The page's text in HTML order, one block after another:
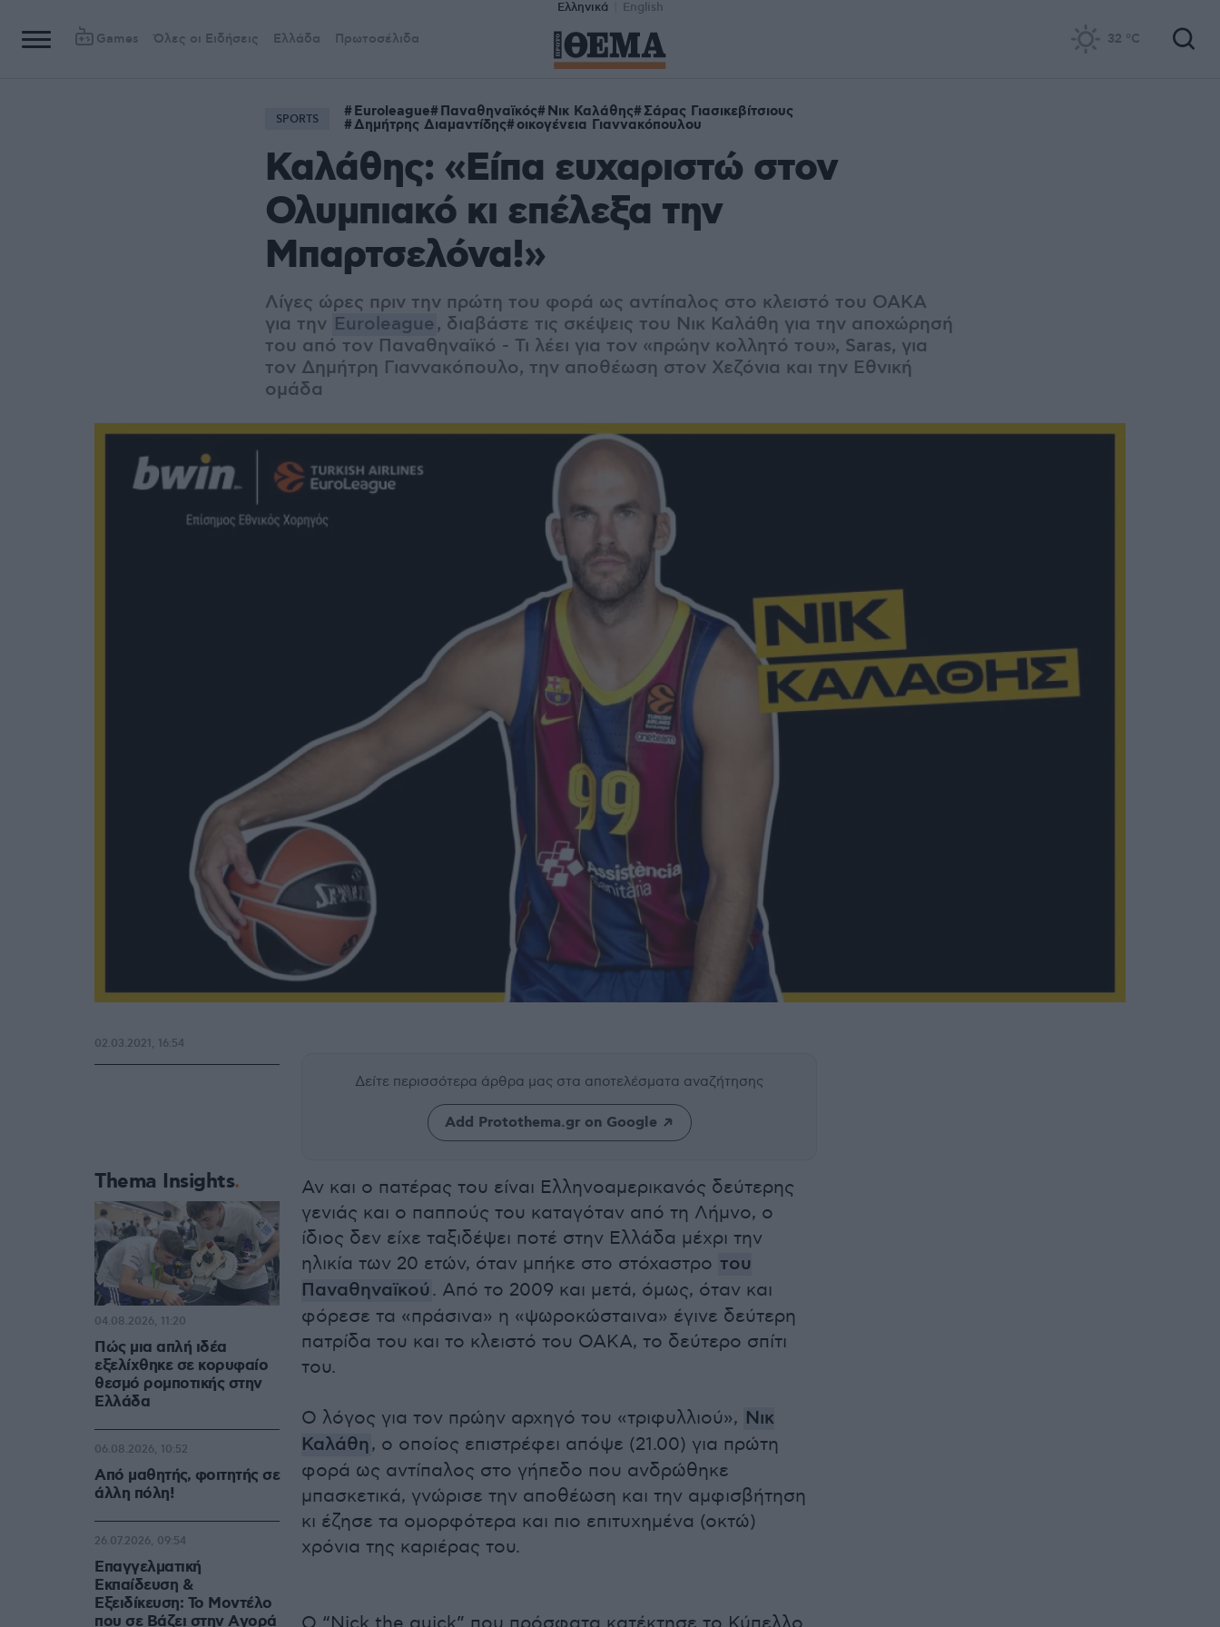
Ελληνικά English
Games Όλες οι Ειδήσεις Ελλάδα Πρωτοσέλιδα 32 °C
SPORTS Euroleague Παναθηναϊκός Νικ Καλάθης Σάρας Γιασικεβίτσιους
Δημήτρης Διαμαντίδης οικογένεια Γιαννακόπουλου
Καλάθης: «Είπα ευχαριστώ στον
Ολυμπιακό κι επέλεξα την
Μπαρτσελόνα!»
Λίγες ώρες πριν την πρώτη του φορά ως αντίπαλος στο κλειστό του ΟΑΚΑ
για την Euroleague , διαβάστε τις σκέψεις του Νικ Καλάθη για την αποχώρησή
του από τον Παναθηναϊκό - Τι λέει για τον «πρώην κολλητό του», Saras, για
τον Δημήτρη Γιαννακόπουλο, την αποθέωση στον Χεζόνια και την Εθνική
ομάδα
Δείτε περισσότερα άρθρα μας στα αποτελέσματα αναζήτησης
Add Protothema.gr on Google
Αν και ο πατέρας του είναι Ελληνοαμερικανός δεύτερης
γενιάς και ο παππούς του καταγόταν από τη Λήμνο, ο
ίδιος δεν είχε ταξιδέψει ποτέ στην Ελλάδα μέχρι την
ηλικία των 20 ετών, όταν μπήκε στο στόχαστρο του
Παναθηναϊκού. Από το 2009 και μετά, όμως, όταν και
φόρεσε τα «πράσινα» η «ψωροκώσταινα» έγινε δεύτερη
πατρίδα του και το κλειστό του ΟΑΚΑ, το δεύτερο σπίτι
του.
Ο λόγος για τον πρώην αρχηγό του «τριφυλλιού», Νικ
Καλάθη, ο οποίος επιστρέφει απόψε (21.00) για πρώτη
φορά ως αντίπαλος στο γήπεδο που ανδρώθηκε
μπασκετικά, γνώρισε την αποθέωση και την αμφισβήτηση
κι έζησε τα ομορφότερα και πιο επιτυχημένα (οκτώ)
χρόνια της καριέρας του.
02.03.2021, 16:54
Thema Insights
Πώς μια απλή ιδέα
εξελίχθηκε σε κορυφαίο
θεσμό ρομποτικής στην
Ελλάδα
04.08.2026, 11:20
Από μαθητής, φοιτητής σε
άλλη πόλη!
06.08.2026, 10:52
Επαγγελματική
Εκπαίδευση &
Εξειδίκευση: Το Mοντέλο
που σε Bάζει στην Aγορά
26.07.2026, 09:54